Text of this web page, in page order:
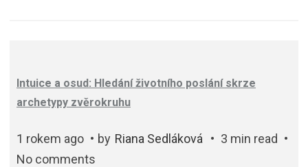
Intuice a osud: Hledání životního poslání skrze
archetypy zvěrokruhu
1 rokem ago by Riana Sedláková
3 min read
No comments